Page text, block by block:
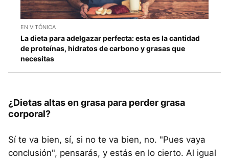
EN VITÓNICA
La dieta para adelgazar perfecta: esta es la cantidad
de proteínas, hidratos de carbono y grasas que
necesitas
¿Dietas altas en grasa para perder grasa
corporal?
Sí te va bien, sí, si no te va bien, no. "Pues vaya
conclusión", pensarás, y estás en lo cierto. Al igual